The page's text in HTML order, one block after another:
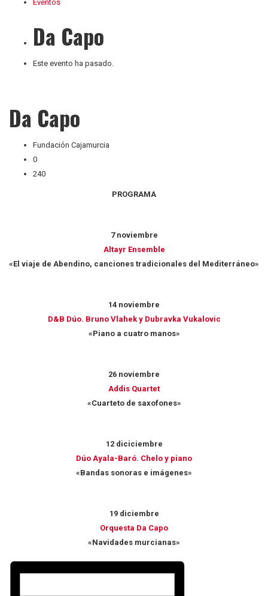
Eventos
Da Capo
Este evento ha pasado.
Da Capo
Fundación Cajamurcia
0
240
PROGRAMA
7 noviembre
Altayr Ensemble
«El viaje de Abendino, canciones tradicionales del Mediterráneo»
14 noviembre
D&B Dúo. Bruno Vlahek y Dubravka Vukalovic
«Piano a cuatro manos»
26 noviembre
Addis Quartet
«Cuarteto de saxofones»
12 diciciembre
Dúo Ayala-Baró. Chelo y piano
«Bandas sonoras e imágenes»
19 diciembre
Orquesta Da Capo
«Navidades murcianas»